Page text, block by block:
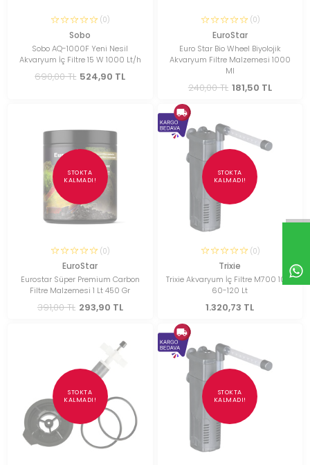
(0)
Sobo
Sobo AQ-1000F Yeni Nesil
Akvaryum İç Filtre 15 W 1000 Lt/h
690,00 TL 524,90 TL
(0)
EuroStar
Euro Star Bio Wheel Biyolojik
Akvaryum Filtre Malzemesi 1000
Ml
240,00 TL 181,50 TL
STOKTA
KALMADI!
(0)
EuroStar
Eurostar Süper Premium Carbon
Filtre Malzemesi 1 Lt 450 Gr
391,00 TL 293,90 TL
STOKTA
KALMADI!
(0)
Trixie
Trixie Akvaryum İç Filtre M700 10W
60-120 Lt
1.320,73 TL
STOKTA
KALMADI!
STOKTA
KALMADI!